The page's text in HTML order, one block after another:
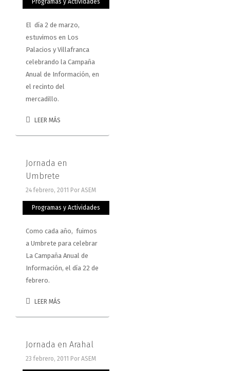
Programas y Actividades
El día 2 de marzo,
estuvimos en Los
Palacios y Villafranca
celebrando la Campaña
Anual de Información, en
el recinto del
mercadillo.
LEER MÁS
Jornada en
Umbrete
24 febrero, 2011 Por ASEM
Programas y Actividades
Como cada año, fuimos
a Umbrete para celebrar
La Campaña Anual de
Información, el día 22 de
febrero.
LEER MÁS
Jornada en Arahal
23 febrero, 2011 Por ASEM